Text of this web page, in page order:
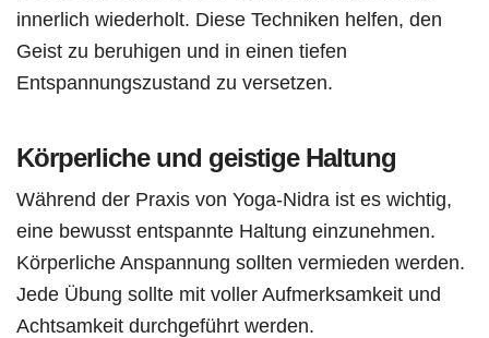
innerlich wiederholt. Diese Techniken helfen, den
Geist zu beruhigen und in einen tiefen
Entspannungszustand zu versetzen.
Körperliche und geistige Haltung
Während der Praxis von Yoga-Nidra ist es wichtig,
eine bewusst entspannte Haltung einzunehmen.
Körperliche Anspannung sollten vermieden werden.
Jede Übung sollte mit voller Aufmerksamkeit und
Achtsamkeit durchgeführt werden.